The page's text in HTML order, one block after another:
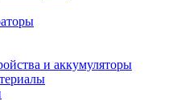
и аккумуляторы